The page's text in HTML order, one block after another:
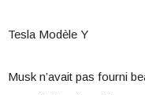
Tesla Modèle Y
Musk n’avait pas fourni